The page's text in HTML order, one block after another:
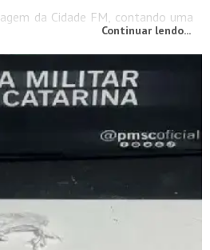
da Cidade FM, contando uma
a correr aos 75 anos, mas o
Ainda adolescente, ao...
Continuar lendo...